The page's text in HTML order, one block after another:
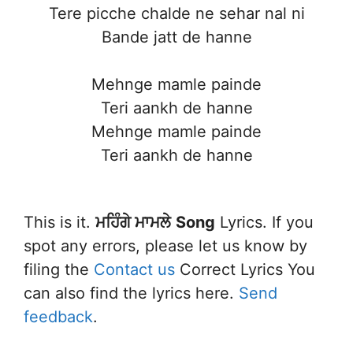
Tere picche chalde ne sehar nal ni
Bande jatt de hanne
Mehnge mamle painde
Teri aankh de hanne
Mehnge mamle painde
Teri aankh de hanne
This is it.ਮਹਿੰਗੇ ਮਾਮਲੇ Song Lyrics. If you
spot any errors, please let us know by
filing the Contact us Correct Lyrics You
can also find the lyrics here. Send
feedback.